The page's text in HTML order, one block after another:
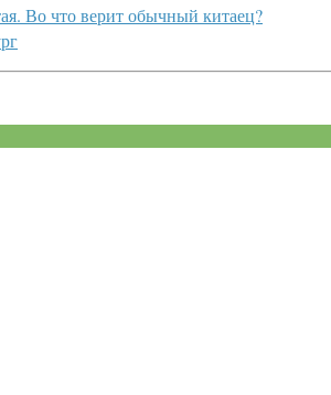
Во что верит обычный китаец?